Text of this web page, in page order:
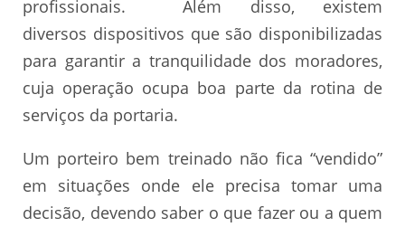
profissionais. Além disso, existem
diversos dispositivos que são disponibilizadas
para garantir a tranquilidade dos moradores,
cuja operação ocupa boa parte da rotina de
serviços da portaria.
Um porteiro bem treinado não fica “vendido”
em situações onde ele precisa tomar uma
decisão, devendo saber o que fazer ou a quem